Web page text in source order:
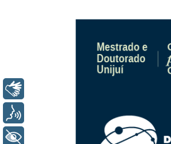
+ Acessibilidade